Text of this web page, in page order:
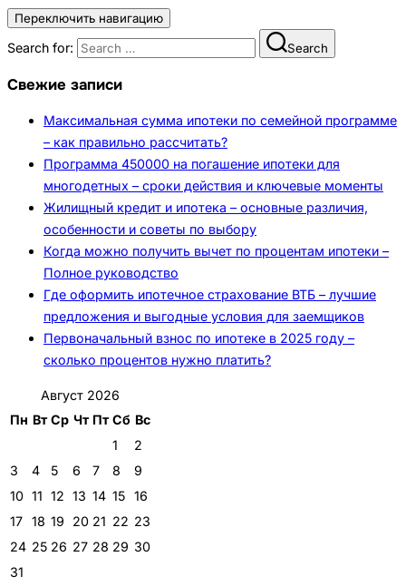
Переключить навигацию
Search for: Search
Свежие записи
Максимальная сумма ипотеки по семейной программе
– как правильно рассчитать?
Программа 450000 на погашение ипотеки для
многодетных – сроки действия и ключевые моменты
Жилищный кредит и ипотека – основные различия,
особенности и советы по выбору
Когда можно получить вычет по процентам ипотеки –
Полное руководство
Где оформить ипотечное страхование ВТБ – лучшие
предложения и выгодные условия для заемщиков
Первоначальный взнос по ипотеке в 2025 году –
сколько процентов нужно платить?
Август 2026
Пн Вт Ср Чт Пт Сб Вс
1
2
3
4 5 6 7 8
9
10 11 12 13 14 15 16
17 18 19 20 21 22 23
24 25 26 27 28 29 30
31